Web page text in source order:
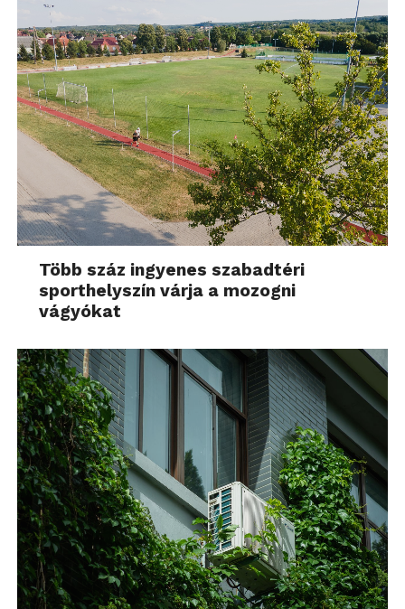
Több száz ingyenes szabadtéri
sporthelyszín várja a mozogni
vágyókat